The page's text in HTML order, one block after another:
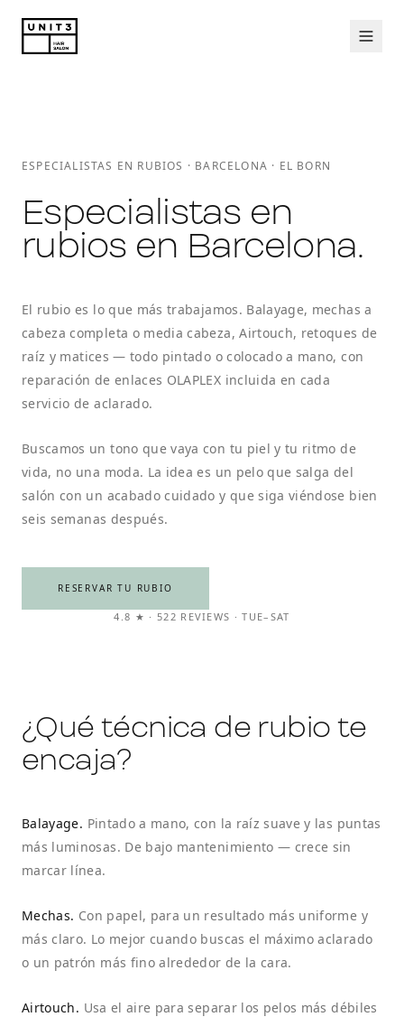
ESPECIALISTAS EN RUBIOS · BARCELONA · EL BORN
Especialistas en
rubios en Barcelona.
El rubio es lo que más trabajamos. Balayage, mechas a
cabeza completa o media cabeza, Airtouch, retoques de
raíz y matices — todo pintado o colocado a mano, con
reparación de enlaces OLAPLEX incluida en cada
servicio de aclarado.
Buscamos un tono que vaya con tu piel y tu ritmo de
vida, no una moda. La idea es un pelo que salga del
salón con un acabado cuidado y que siga viéndose bien
seis semanas después.
RESERVAR TU RUBIO
4.8 ★ · 522 REVIEWS · TUE–SAT
¿Qué técnica de rubio te
encaja?
Balayage. Pintado a mano, con la raíz suave y las puntas
más luminosas. De bajo mantenimiento — crece sin
marcar línea.
Mechas. Con papel, para un resultado más uniforme y
más claro. Lo mejor cuando buscas el máximo aclarado
o un patrón más fino alrededor de la cara.
Airtouch. Usa el aire para separar los pelos más débiles